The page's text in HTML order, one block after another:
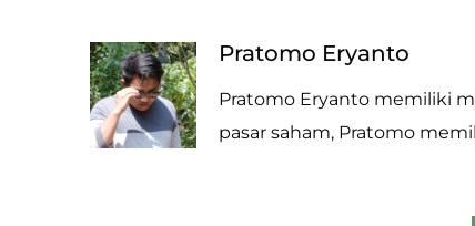
Pratomo Eryanto
Pratomo Eryanto memiliki
pasar saham, Pratomo